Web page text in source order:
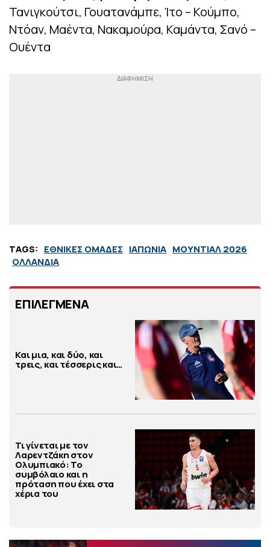
Τανιγκούτσι, Γουατανάμπε, Ίτο – Κούμπο,
Ντόαν, Μαέντα, Νακαμούρα, Καμάντα, Σανό –
Ουέντα
TAGS: ΕΘΝΙΚΕΣ ΟΜΑΔΕΣ ΙΑΠΩΝΙΑ ΜΟΥΝΤΙΑΛ 2026
ΟΛΛΑΝΔΙΑ
ΕΠΙΛΕΓΜΕΝΑ
Και μια, και δύο, και
τρεις, και τέσσερις και…
Τι γίνεται με τον
Λαρεντζάκη στον
Ολυμπιακό: Το
συμβόλαιο και η
πρόταση που έχει στα
χέρια του